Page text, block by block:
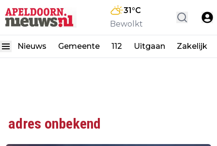
31°C
Bewolkt
Nieuws Gemeente 112 Uitgaan Zakelijk
adres onbekend